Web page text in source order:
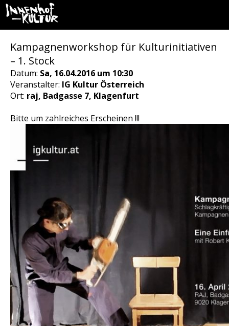
Kampagnenworkshop für Kulturinitiativen
– 1. Stock
Datum: Sa, 16.04.2016 um 10:30
Veranstalter: IG Kultur Österreich
Ort: raj, Badgasse 7, Klagenfurt
Bitte um zahlreiches Erscheinen !!!